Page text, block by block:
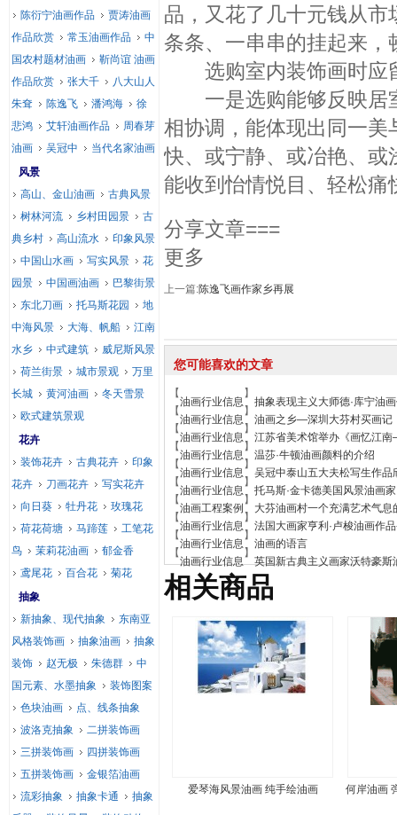
品，又花了几十元钱从
条条、一串串的挂起来
选购室内装饰画时应
一是选购能够反映居
相协调，能体现出同一
快、或宁静、或冶艳、
能收到怡情悦目、轻松痛
分享文章===
更多
上一篇:陈逸飞画作家乡再展
您可能喜欢的文章
【油画行业信息 】 抽象表现主义大师德·库宁油
【油画行业信息 】 油画之乡—深圳大芬村买画记
【油画行业信息 】 江苏省美术馆举办《画忆江
【油画行业信息 】 温莎·牛顿油画颜料的介绍
【油画行业信息 】 吴冠中泰山五大夫松写生作品
【油画行业信息 】 托马斯·金卡德美国风景油画
【油画工程案例 】 大芬油画村一个充满艺术气息
【油画行业信息 】 法国大画家亨利·卢梭油画作
【油画行业信息 】 油画的语言
【油画行业信息】 英国新古典主义画家沃特豪
相关商品
爱琴海风景油画 纯手绘油画 何岸油画
陈衍宁油画作品
贾涛油画
作品欣赏
常玉油画作品
中
国农村题材油画
靳尚谊 油画
作品欣赏
张大千
八大山人
朱耷
陈逸飞 潘鸿海
徐
悲鸿
艾轩油画作品
周春芽
油画
吴冠中
当代名家油画
风景
高山、金山油画
古典风景
树林河流
乡村田园景
古
典乡村
高山流水
印象风景
中国山水画
写实风景
花
园景
中国画油画
巴黎街景
东北刀画
托马斯花园
地
中海风景
大海、帆船
江南
水乡
中式建筑
威尼斯风景
荷兰街景
城市景观
万里
长城
黄河油画
冬天雪景
欧式建筑景观
花卉
装饰花卉
古典花卉
印象
花卉
刀画花卉
写实花卉
向日葵
牡丹花
玫瑰花
荷花荷塘
马蹄莲
工笔花
鸟
茉莉花油画
郁金香
鸢尾花
百合花
菊花
抽象
新抽象、现代抽象
东南亚
风格装饰画
抽象油画
抽象
装饰
赵无极 朱德群
中
国元素、水墨抽象
装饰图案
色块油画
点、线条抽象
波洛克抽象
二拼装饰画
三拼装饰画
四拼装饰画
五拼装饰画
金银箔油画
流彩抽象
抽象卡通
抽象